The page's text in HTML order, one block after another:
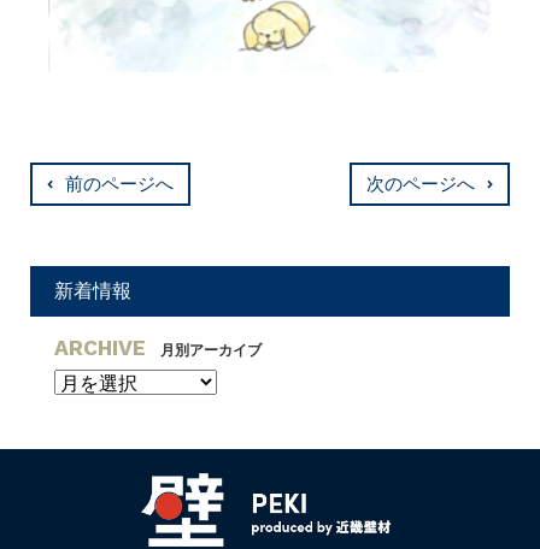
前のページへ 次のページへ
新着情報
ARCHIVE 月別アーカイブ